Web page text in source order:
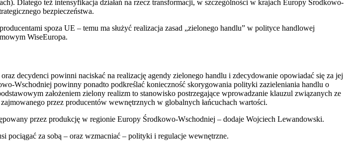
Dlatego też intensyfikacja działań na rzecz transformacji, w szczególności w krajach Europy Środkowo-
bezpieczeństwa.
spoza UE – temu ma służyć realizacja zasad „zielonego handlu” w polityce handlowej
WiseEuropa.
decydenci powinni naciskać na realizację agendy zielonego handlu i zdecydowanie opowiadać się za jej
Wschodniej powinny ponadto podkreślać konieczność skorygowania polityki zazieleniania handlu o
założeniem zielony realizm to stanowisko postrzegające wprowadzanie klauzul związanych ze
przez producentów wewnętrznych w globalnych łańcuchach wartości.
przez produkcję w regionie Europy Środkowo-Wschodniej – dodaje Wojciech Lewandowski.
pociągać za sobą – oraz wzmacniać – polityki i regulacje wewnętrzne.